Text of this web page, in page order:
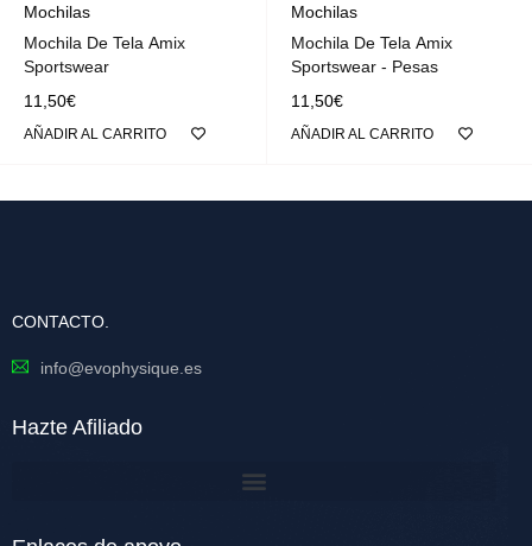
Mochilas
Mochila De Tela Amix
Sportswear
11,50€
AÑADIR AL CARRITO
Mochilas
Mochila De Tela Amix
Sportswear - Pesas
11,50€
AÑADIR AL CARRITO
CONTACTO.
info@evophysique.es
Hazte Afiliado